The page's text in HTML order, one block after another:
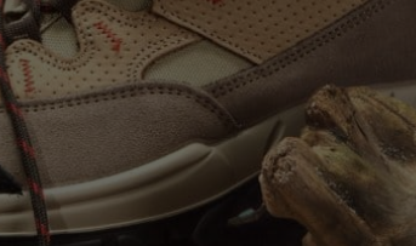
Grands cru
Mobility Car